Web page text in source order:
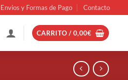
Envios y Formas de Pago Contacto
CARRITO / 0,00€